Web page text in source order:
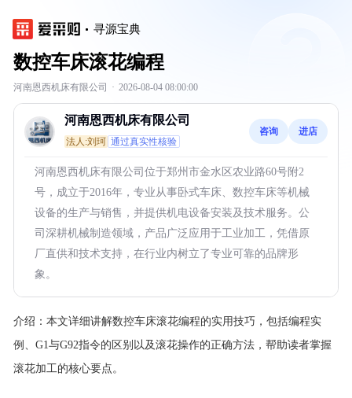
寻源宝典
数控车床滚花编程
河南恩西机床有限公司 · 2026-08-04 08:00:00
河南恩西机床有限公司
法人:刘珂 通过真实性核验
咨询 进店
河南恩西机床有限公司位于郑州市金水区农业路60号附2
号，成立于2016年，专业从事卧式车床、数控车床等机械
设备的生产与销售，并提供机电设备安装及技术服务。公
司深耕机械制造领域，产品广泛应用于工业加工，凭借原
厂直供和技术支持，在行业内树立了专业可靠的品牌形
象。
介绍： 本文详细讲解数控车床滚花编程的实用技巧，包括编程实
例、G1与G92指令的区别以及滚花操作的正确方法，帮助读者掌握
滚花加工的核心要点。